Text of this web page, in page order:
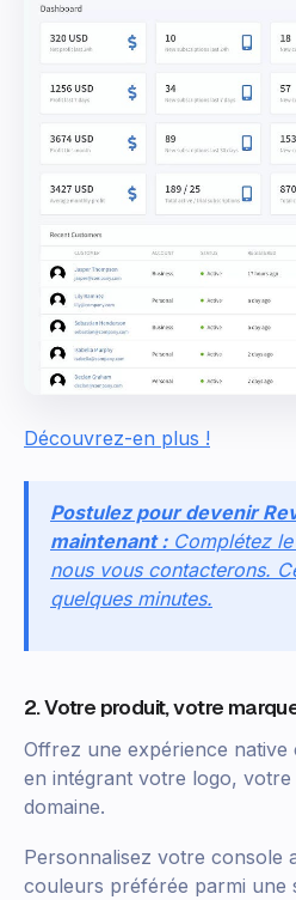
Découvrez-en plus !
Postulez pour devenir
maintenant :Complétez le
nous vous contacterons.
quelques minutes.
2. Votre produit, votre
Offrez une expérience native
en intégrant votre logo,
domaine.
Personnalisez votre console
couleurs préférée parmi une